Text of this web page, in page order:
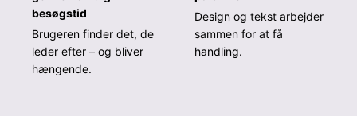
besøgstid
Brugeren finder det, de
leder efter – og bliver
hængende.
Design og tekst arbejder
sammen for at få
handling.